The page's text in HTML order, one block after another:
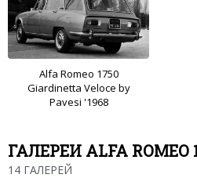
Alfa Romeo 1750
Giardinetta Veloce by
Pavesi '1968
ГАЛЕРЕИ ALFA ROMEO
14 ГАЛЕРЕЙ